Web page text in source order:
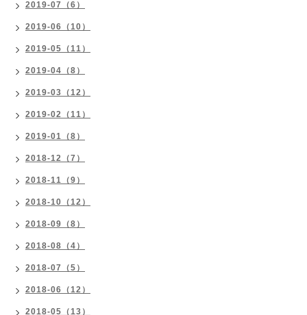
2019-07（6）
2019-06（10）
2019-05（11）
2019-04（8）
2019-03（12）
2019-02（11）
2019-01（8）
2018-12（7）
2018-11（9）
2018-10（12）
2018-09（8）
2018-08（4）
2018-07（5）
2018-06（12）
2018-05（13）